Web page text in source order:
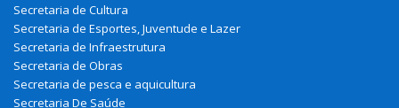
Secretaria de Cultura
Secretaria de Esportes, Juventude e Lazer
Secretaria de Infraestrutura
Secretaria de Obras
Secretaria de pesca e aquicultura
Secretaria De Saúde